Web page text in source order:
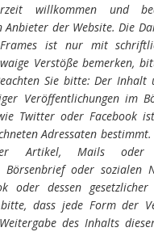
willkommen und
Anbieter der Website. Die
ist nur mit
Verstöße bemerken,
Sie bitte: Der Inhalt
Veröffentlichungen im
Twitter oder Facebook
Adressaten
Artikel, Mails oder
Börsenbrief oder sozialen
oder dessen
dass jede Form der
des Inhalts